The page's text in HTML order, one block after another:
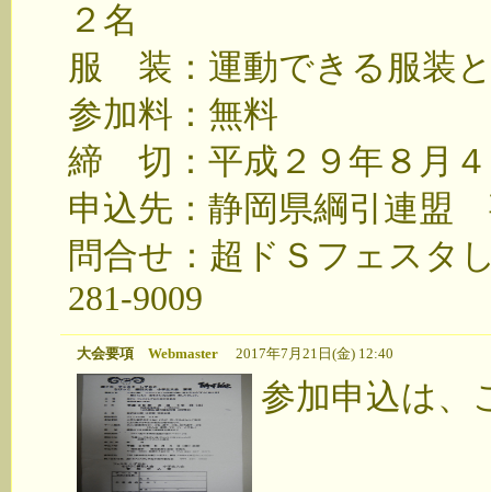
２名
服 装：運動できる服装
参加料：無料
締 切：平成２９年８月
申込先：静岡県綱引連盟
問合せ：超ドＳフェスタ
281-9009
大会要項 Webmaster2017年7月21日(金) 12:40
参加申込は、